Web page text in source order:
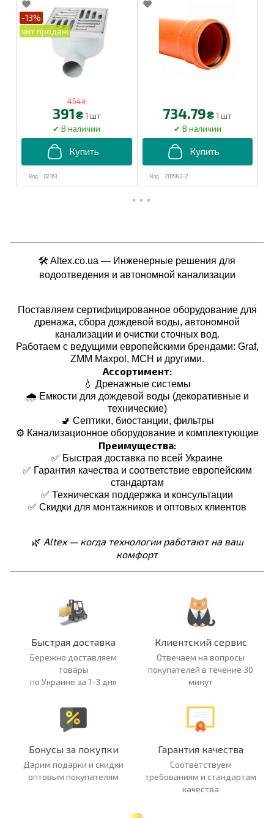
гидрозатвор, арт. 02163
02163
-13%
454₴
391₴ 1 шт
200SN2-2
734.79₴ 1 шт
🛠️ Altex.co.ua — Инженерные решения для
водоотведения и автономной канализации
Поставляем сертифицированное оборудование для
дренажа, сбора дождевой воды, автономной
канализации и очистки сточных вод.
Работаем с ведущими европейскими брендами: Graf,
ZMM Maxpol, MCH и другими.
Ассортимент:
💧 Дренажные системы
🌧️ Емкости для дождевой воды (декоративные и
технические)
🚽 Септики, биостанции, фильтры
⚙️ Канализационное оборудование и комплектующие
Преимущества:
✅ Быстрая доставка по всей Украине
✅ Гарантия качества и соответствие европейским
стандартам
✅ Техническая поддержка и консультации
✅ Скидки для монтажников и оптовых клиентов
🌿 Altex — когда технологии работают на ваш
комфорт
Быстрая доставка
Бережно доставляем
товары
по Украине за 1-3 дня
Клиентский сервис
Отвечаем на вопросы
покупателей в течение 30
минут
Бонусы за покупки
Дарим подарки и скидки
оптовым покупателям
Гарантия качества
Соответствуем
требованиям и стандартам
качества